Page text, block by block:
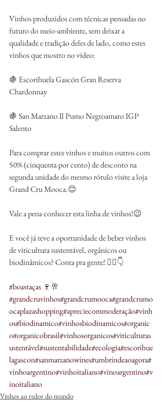
Vinhos produzidos com técnicas pensadas no
futuro do meio-ambiente, sem deixar a
qualidade e tradição deles de lado, como estes
vinhos que mostro no vídeo:
🍇 Escorihuela Gascón Gran Reserva
Chardonnay
🍇 San Marzano Il Pumo Negroamaro IGP
Salento
Para comprar estes vinhos e muitos outros com
50% (cinquenta por cento) de desconto na
segunda unidade do mesmo rótulo visite a loja
Grand Cru Mooca.😊
Vale a pena conhecer esta linha de vinhos!😉
E você já teve a oportunidade de beber vinhos
de viticultura sustentável, orgânicos ou
biodinâmicos? Conta pra gente! ✍🏼👇
#boastaças 🍷🥂
#grandcruvinhos#grandcrumooca#grandcrumo
ocaplazashopping#apreciecommoderação#vinh
os#biodinamico#vinhosbiodinamicos#organic
o#organicobrasil#vinhosorganicos#viticulturas
ustentável#sustentabilidade#ecologia#escorihue
lagascon#sanmarzanowines#umbrindeaoagora#
vinhoargentino#vinhoitaliano#vinoargentino#v
inoitaliano
Vinhos ao redor do mundo